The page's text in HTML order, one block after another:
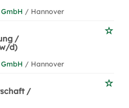
/ Hannover
/
d)
/ Hannover
/